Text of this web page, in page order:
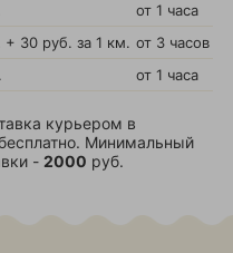
от 1 часа
+ 30 руб. за 1 км. от 3 часов
от 1 часа
курьером в
Минимальный
- 2000 руб.